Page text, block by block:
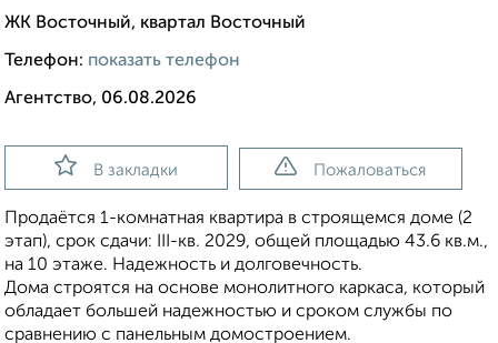
ЖК Восточный, квартал Восточный
Телефон: показать телефон
Агентство, 06.08.2026
В закладки Пожаловаться
Продаётся 1-комнатная квартира в строящемся доме (2
этап), срок сдачи: III-кв. 2029, общей площадью 43.6 кв.м.,
на 10 этаже. Надежность и долговечность.
Дома строятся на основе монолитного каркаса, который
обладает большей надежностью и сроком службы по
сравнению с панельным домостроением.